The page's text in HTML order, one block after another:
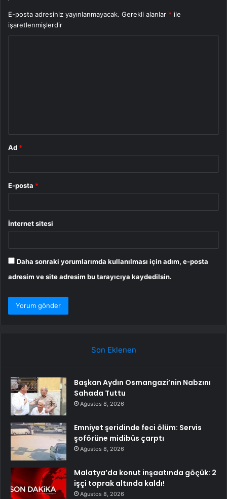
E-posta adresiniz yayınlanmayacak. Gerekli alanlar * ile
işaretlenmişlerdir
Ad *
E-posta *
İnternet sitesi
Daha sonraki yorumlarımda kullanılması için adım, e-posta
adresim ve site adresim bu tarayıcıya kaydedilsin.
Son Eklenen
Başkan Aydın Osmangazi’nin Nabzını
Sahada Tuttu
Ağustos 8, 2026
Emniyet şeridinde feci ölüm: Servis
şoförüne midibüs çarptı
Ağustos 8, 2026
Malatya’da konut inşaatında göçük: 2
işçi toprak altında kaldı!
Ağustos 8, 2026